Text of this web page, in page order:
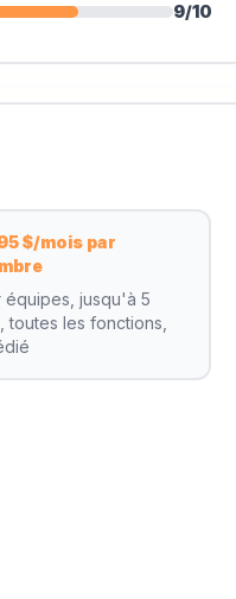
9/10
$/mois par
équipes, jusqu'à 5
toutes les fonctions,